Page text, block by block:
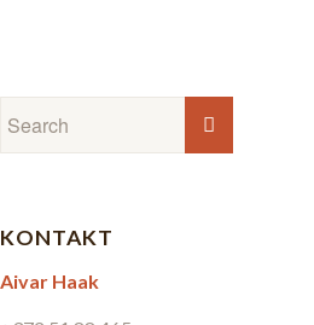
KONTAKT
Aivar Haak